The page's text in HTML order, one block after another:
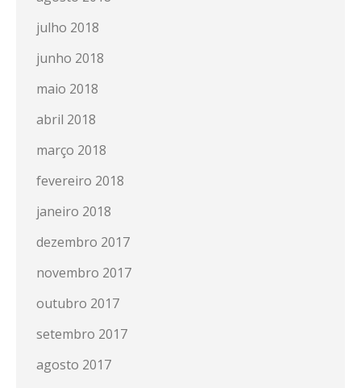
julho 2018
junho 2018
maio 2018
abril 2018
março 2018
fevereiro 2018
janeiro 2018
dezembro 2017
novembro 2017
outubro 2017
setembro 2017
agosto 2017